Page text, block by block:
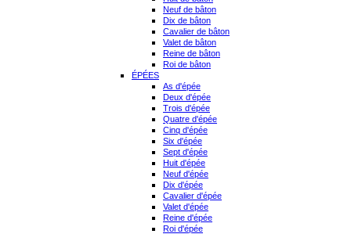
Neuf de bâton
Dix de bâton
Cavalier de bâton
Valet de bâton
Reine de bâton
Roi de bâton
ÉPÉES
As d'épée
Deux d'épée
Trois d'épée
Quatre d'épée
Cinq d'épée
Six d'épée
Sept d'épée
Huit d'épée
Neuf d'épée
Dix d'épée
Cavalier d'épée
Valet d'épée
Reine d'épée
Roi d'épée